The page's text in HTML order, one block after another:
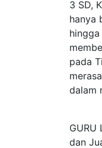
3 SD,
hanya
pada
dalam
GURU
dan